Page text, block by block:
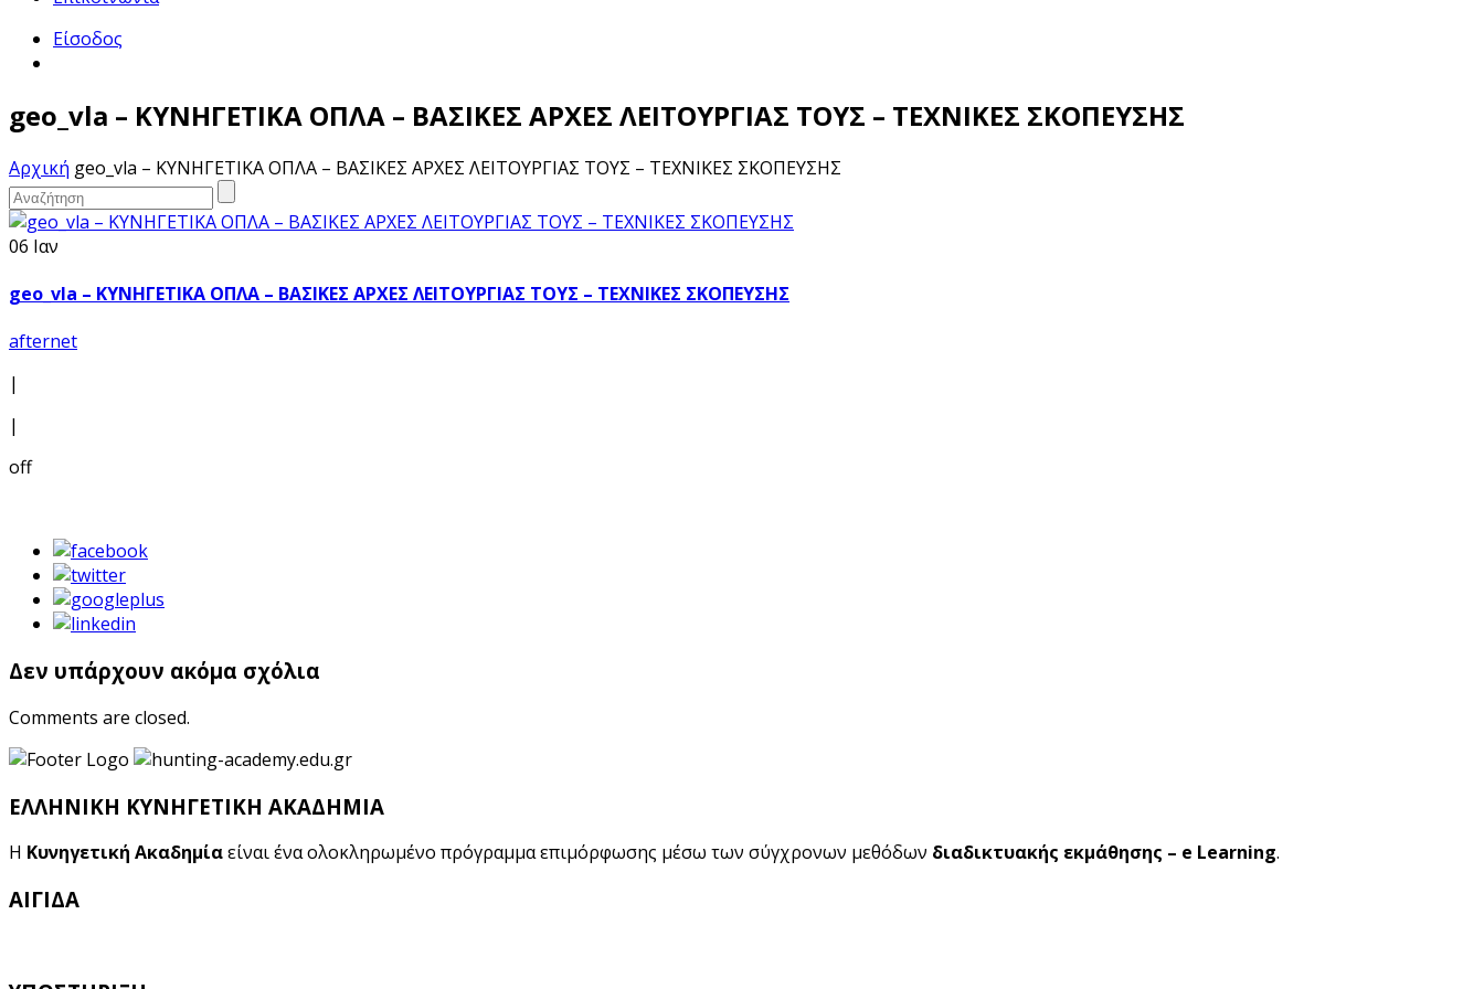
Είσοδος
geo_vla – ΚΥΝΗΓΕΤΙΚΑ ΟΠΛΑ – ΒΑΣΙΚΕΣ ΑΡΧΕΣ ΛΕΙΤΟΥΡΓΙΑΣ ΤΟΥΣ – ΤΕΧΝΙΚΕΣ ΣΚΟΠΕΥΣΗΣ
Αρχική geo_vla – ΚΥΝΗΓΕΤΙΚΑ ΟΠΛΑ – ΒΑΣΙΚΕΣ ΑΡΧΕΣ ΛΕΙΤΟΥΡΓΙΑΣ ΤΟΥΣ – ΤΕΧΝΙΚΕΣ ΣΚΟΠΕΥΣΗΣ
06 Ιαν
geo_vla – ΚΥΝΗΓΕΤΙΚΑ ΟΠΛΑ – ΒΑΣΙΚΕΣ ΑΡΧΕΣ ΛΕΙΤΟΥΡΓΙΑΣ ΤΟΥΣ – ΤΕΧΝΙΚΕΣ ΣΚΟΠΕΥΣΗΣ
afternet
|
|
off
Δεν υπάρχουν ακόμα σχόλια
Comments are closed.
ΕΛΛΗΝΙΚΗ ΚΥΝΗΓΕΤΙΚΗ ΑΚΑΔΗΜΙΑ
Η Κυνηγετική Ακαδημίαείναι ένα ολοκληρωμένο πρόγραμμα επιμόρφωσης μέσω των σύγχρονων μεθόδων διαδικτυακής εκμάθησης – e Learning.
ΑΙΓΙΔΑ